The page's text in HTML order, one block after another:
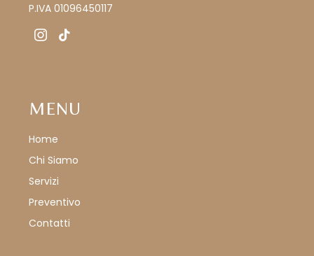
P.IVA 01096450117
instagram
tiktok
MENU
Home
Chi Siamo
Servizi
Preventivo
Contatti